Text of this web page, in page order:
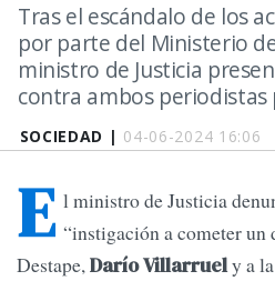
SOCIEDAD | 04-06-2024 16:06
Tras el escándalo de los
por parte del Ministerio
ministro de Justicia
contra ambos periodistas
E l ministro de Justicia
“instigación a cometer
Destape,Darío Villarruely a